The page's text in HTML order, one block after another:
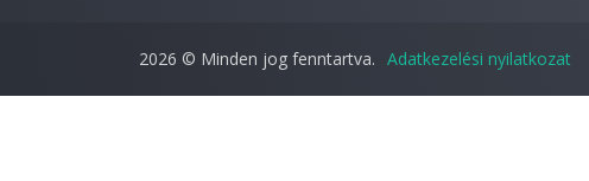
2026 © Minden jog fenntartva. Adatkezelési nyilatkozat